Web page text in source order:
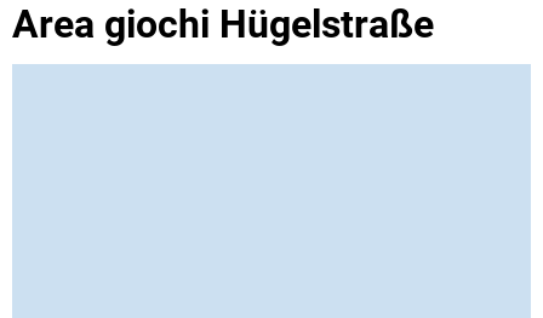
Български
Area giochi Hügelstraße